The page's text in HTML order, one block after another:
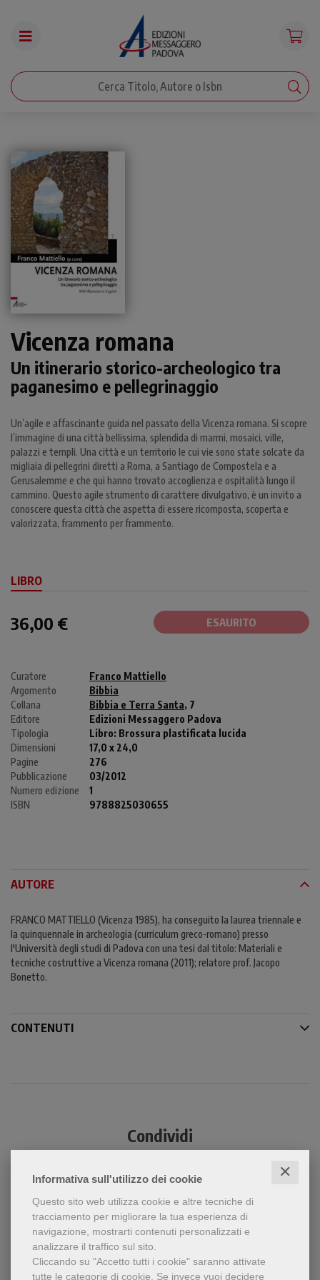
Informativa sull'utilizzo dei cookie ✕
Questo sito web utilizza cookie e altre tecniche di
tracciamento per migliorare la tua esperienza di
navigazione, mostrarti contenuti personalizzati e
analizzare il traffico sul sito.
Cliccando su "Accetto tutti i cookie" saranno attivate
tutte le categorie di cookie. Se invece vuoi decidere
Vicenza romana
Un itinerario storico-archeologico tra
paganesimo e pellegrinaggio
Un’agile e affascinante guida nel passato della Vicenza romana. Si scopre
l’immagine di una città bellissima, splendida di marmi, mosaici, ville,
palazzi e templi. Una città e un territorio le cui vie sono state solcate da
migliaia di pellegrini diretti a Roma, a Santiago de Compostela e a
Gerusalemme e che qui hanno trovato accoglienza e ospitalità lungo il
cammino. Questo agile strumento di carattere divulgativo, è un invito a
conoscere questa città che aspetta di essere ricomposta, scoperta e
valorizzata, frammento per frammento.
LIBRO
36,00 € ESAURITO
Curatore
Franco Mattiello
Argomento
Bibbia
Collana
Bibbia e Terra Santa, 7
Editore
Edizioni Messaggero Padova
Tipologia
Libro: Brossura plastificata lucida
Dimensioni
17,0 x 24,0
Pagine
276
Pubblicazione
03/2012
Numero edizione
1
ISBN
9788825030655
AUTORE
FRANCO MATTIELLO (Vicenza 1985), ha conseguito la laurea triennale e
la quinquennale in archeologia (curriculum greco-romano) presso
l'Università degli studi di Padova con una tesi dal titolo: Materiali e
tecniche costruttive a Vicenza romana (2011); relatore prof. Jacopo
Bonetto.
CONTENUTI
Condividi
Chi ha visto questo prodotto